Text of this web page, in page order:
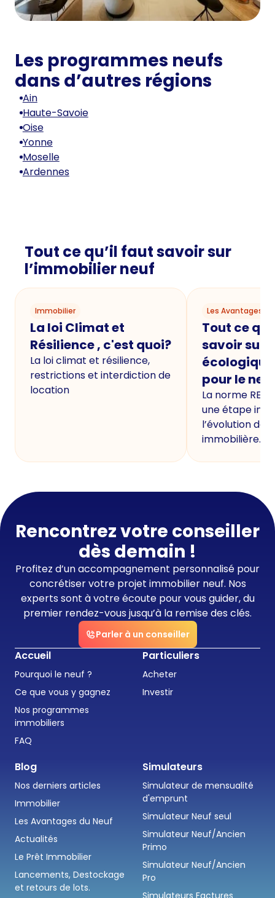
Les programmes neufs
dans d’autres régions
Ain
Haute-Savoie
Oise
Yonne
Moselle
Ardennes
Tout ce qu’il faut savoir sur
l’immobilier neuf
Immobilier
La loi Climat et
Résilience , c'est quoi?
La loi climat et résilience,
restrictions et interdiction de
location
Les Avantages
Tout ce
savoir sur
écologique
pour le
La norme
une étape
l’évolution de
immobilière.
Rencontrez votre conseiller
dès demain !
Profitez d’un accompagnement personnalisé pour
concrétiser votre projet immobilier neuf. Nos
experts sont à votre écoute pour vous guider, du
premier rendez-vous jusqu’à la remise des clés.
Parler à un conseiller
Accueil
Pourquoi le neuf ?
Ce que vous y gagnez
Nos programmes
immobiliers
FAQ
Particuliers
Acheter
Investir
Blog
Nos derniers articles
Immobilier
Les Avantages du Neuf
Actualités
Le Prêt Immobilier
Lancements, Destockage
et retours de lots.
Simulateurs
Simulateur de mensualité
d'emprunt
Simulateur Neuf seul
Simulateur Neuf/Ancien
Primo
Simulateur Neuf/Ancien
Pro
Simulateurs Factures